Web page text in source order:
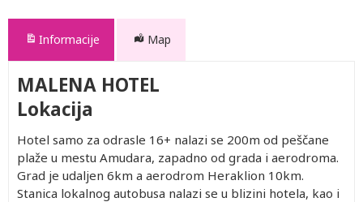
Informacije Map
MALENA HOTEL
Lokacija
Hotel samo za odrasle 16+ nalazi se 200m od peščane
plaže u mestu Amudara, zapadno od grada i aerodroma.
Grad je udaljen 6km a aerodrom Heraklion 10km.
Stanica lokalnog autobusa nalazi se u blizini hotela, kao i